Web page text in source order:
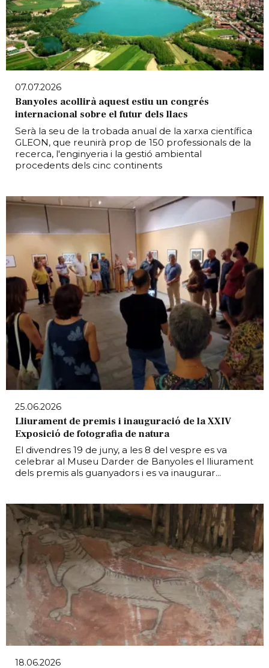
07.07.2026
Banyoles acollirà aquest estiu un congrés
internacional sobre el futur dels llacs
Serà la seu de la trobada anual de la xarxa científica
GLEON, que reunirà prop de 150 professionals de la
recerca, l'enginyeria i la gestió ambiental
procedents dels cinc continents
25.06.2026
Lliurament de premis i inauguració de la XXIV
Exposició de fotografia de natura
El divendres 19 de juny, a les 8 del vespre es va
celebrar al Museu Darder de Banyoles el lliurament
dels premis als guanyadors i es va inaugurar...
18.06.2026